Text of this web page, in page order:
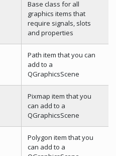
Base class for all
graphics items that
require signals, slots
and properties
Path item that you can
add to a
QGraphicsScene
Pixmap item that you
can add to a
QGraphicsScene
Polygon item that you
can add to a